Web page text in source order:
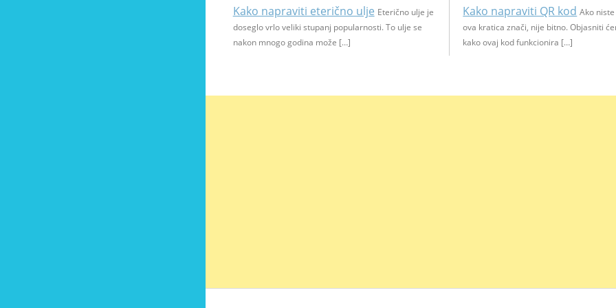
Kako napraviti eterično ulje Eterično ulje je
doseglo vrlo veliki stupanj popularnosti. To ulje se
nakon mnogo godina može […]
Kako napraviti QR kod Ako
ova kratica znači, nije bitno. Objasniti
kako ovaj kod funkcionira […]